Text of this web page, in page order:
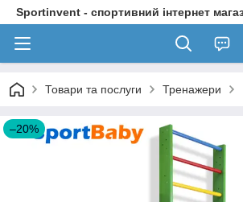
Sportinvent - спортивний інтернет
Товари та послуги Тренажери
–20%